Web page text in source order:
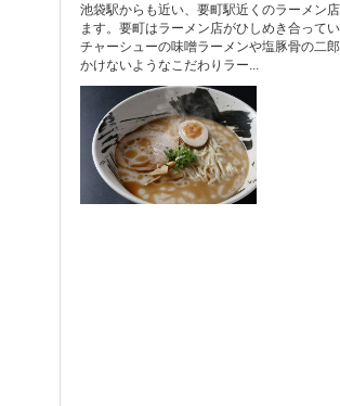
池袋駅からも近い、要町駅近くのラーメン
ます。要町はラーメン店がひしめき合って
チャーシューの味噌ラーメンや塩豚骨の二
かけないようなこだわりラー...